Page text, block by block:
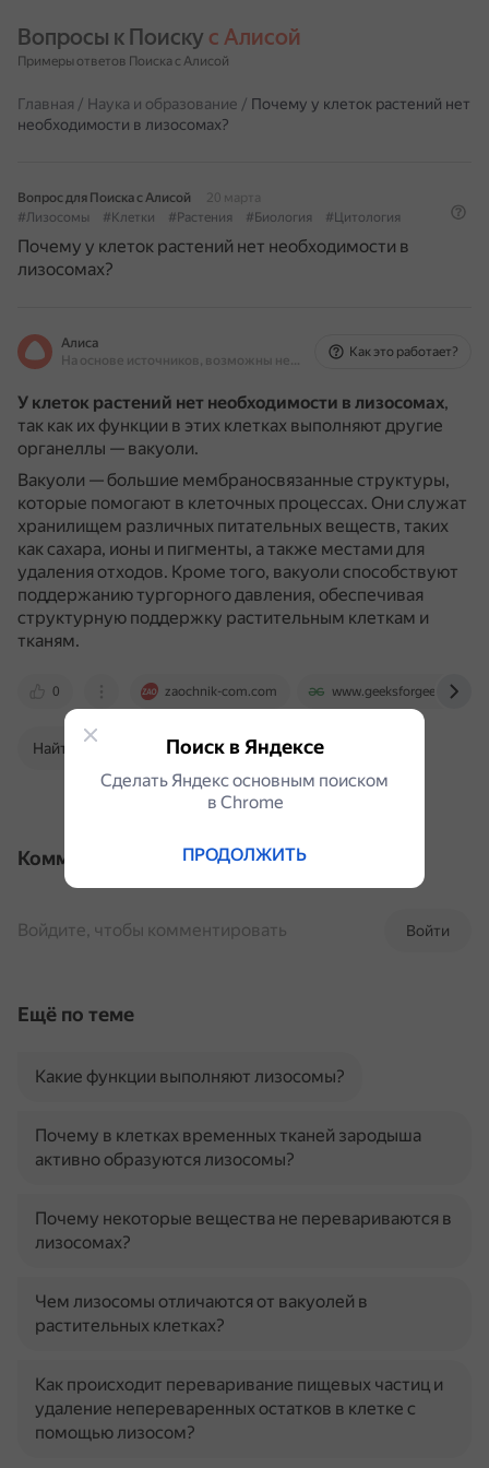
Вопросы к Поиску с Алисой
Примеры ответов Поиска с Алисой
Главная / Наука и образование / Почему у клеток растений нет
необходимости в лизосомах?
Вопрос для Поиска с Алисой
20 марта
#Лизосомы
#Клетки #Растения #Биология #Цитология
Почему у клеток растений нет необходимости в
лизосомах?
Алиса
На основе источников, возможны неточности
Как это работает?
У клеток растений нет необходимости в лизосомах,
так как их функции в этих клетках выполняют другие
органеллы — вакуоли.
Вакуоли — большие мембраносвязанные структуры,
которые помогают в клеточных процессах. Они служат
хранилищем различных питательных веществ, таких
как сахара, ионы и пигменты, а также местами для
удаления отходов. Кроме того, вакуоли способствуют
поддержанию тургорного давления, обеспечивая
структурную поддержку растительным клеткам и
тканям.
0 zaochnik-com.com www.geeksforgeeks.org
Найти в Поиске
Комментарии
Войти
Войдите, чтобы комментировать
Ещё по теме
Какие функции выполняют лизосомы?
Почему в клетках временных тканей зародыша
активно образуются лизосомы?
Почему некоторые вещества не перевариваются в
лизосомах?
Чем лизосомы отличаются от вакуолей в
растительных клетках?
Как происходит переваривание пищевых частиц и
удаление непереваренных остатков в клетке с
помощью лизосом?
Поиск в Яндексе
Сделать Яндекс основным поиском
в Сhrome
ПРОДОЛЖИТЬ